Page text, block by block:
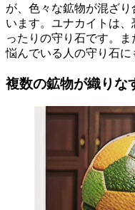
が、色々な鉱物が混ざ
います。ユナカイトは
ったりの守り石です。
悩んでいる人の守り石に
複数の鉱物が織りな